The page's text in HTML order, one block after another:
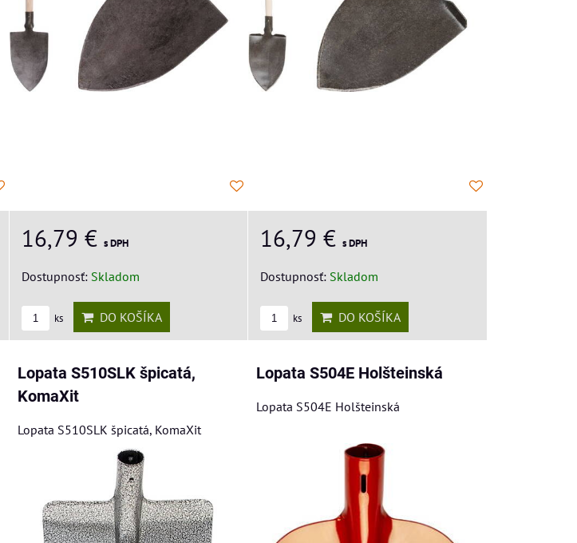
16,79 € s DPH
Dostupnosť: Skladom
ks DO KOŠÍKA
16,79 €s DPH
Dostupnosť: Skladom
ks DO KOŠÍKA
Lopata S510SLK špicatá,
KomaXit
Lopata S510SLK špicatá, KomaXit
Lopata S504E Holšteinská
Lopata S504E Holšteinská